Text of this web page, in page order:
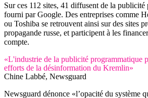
Sur ces 112 sites, 41 diffusent de la
fourni par Google. Des entreprises comme
ou Toshiba se retrouvent ainsi sur des sites
propagande russe, et participent à les
compte.
«L'industrie de la publicité programmatique
efforts de la désinformation du Kremlin»
Chine Labbé, Newsguard
Newsguard dénonce «l’opacité du système